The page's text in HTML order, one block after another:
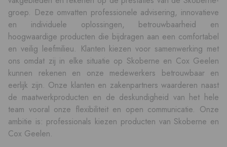
groep. Deze omvatten professionele advisering, innovatieve
en individuele oplossingen, betrouwbaarheid en
hoogwaardige producten die bijdragen aan een comfortabel
en veilig leefmilieu. Klanten kiezen voor samenwerking met
ons omdat zij in elke situatie op Skoberne en Cox Geelen
kunnen rekenen en onze medewerkers betrouwbaar en
eerlijk zijn. Onze klanten en zakenpartners waarderen naast
de maatwerkproducten en de deskundigheid van het hele
team vooral onze flexibiliteit en open communicatie. Onze
ambitie is: professionals kiezen producten van Skoberne en
Cox Geelen.